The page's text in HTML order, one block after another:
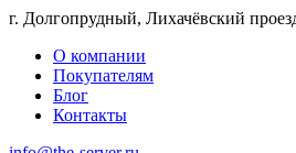
г. Долгопрудный, Лихачёвский
О компании
Покупателям
Блог
Контакты